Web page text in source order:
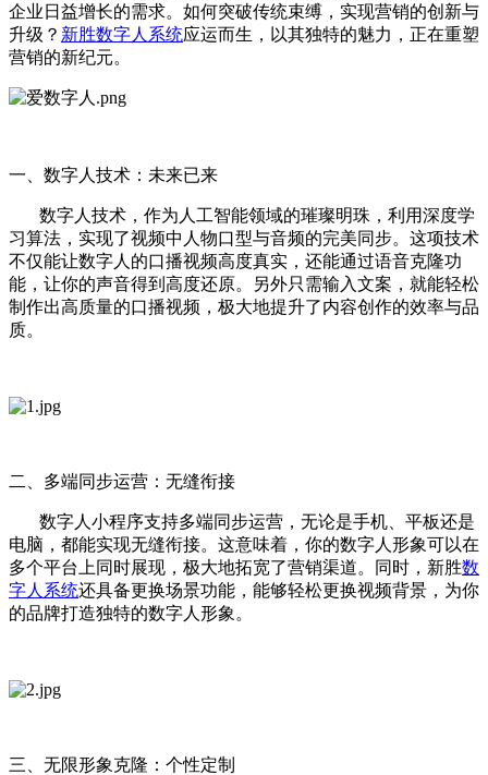
企业日益增长的需求。如何突破传统束缚，实现营销的创新与
升级？ 新胜数字人系统应运而生，以其独特的魅力，正在重塑
营销的新纪元。
一、数字人技术：未来已来
数字人技术，作为人工智能领域的璀璨明珠，利用深度学
习算法，实现了视频中人物口型与音频的完美同步。这项技术
不仅能让数字人的口播视频高度真实，还能通过语音克隆功
能，让你的声音得到高度还原。另外只需输入文案，就能轻松
制作出高质量的口播视频，极大地提升了内容创作的效率与品
质。
二、多端同步运营：无缝衔接
数字人小程序支持多端同步运营，无论是手机、平板还是
电脑，都能实现无缝衔接。这意味着，你的数字人形象可以在
多个平台上同时展现，极大地拓宽了营销渠道。同时，新胜数
字人系统还具备更换场景功能，能够轻松更换视频背景，为你
的品牌打造独特的数字人形象。
三、无限形象克隆：个性定制